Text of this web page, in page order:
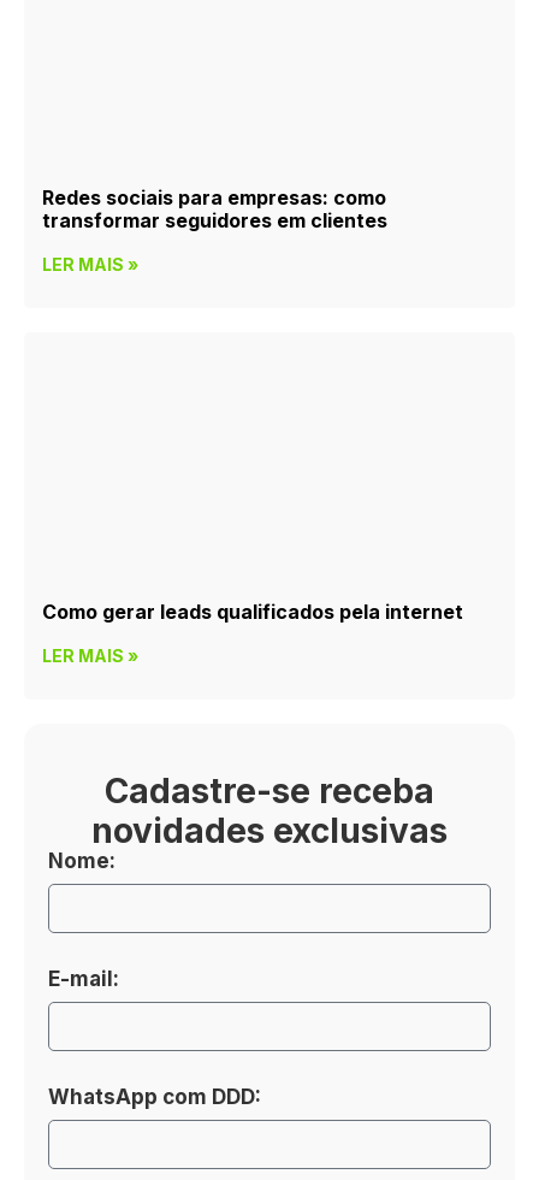
Redes sociais para empresas: como
transformar seguidores em clientes
LER MAIS »
Como gerar leads qualificados pela internet
LER MAIS »
Cadastre-se receba
novidades exclusivas
Nome:
E-mail:
WhatsApp com DDD: